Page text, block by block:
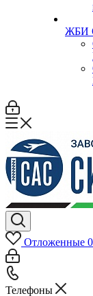
ЖБИ
Отложенные 0
Телефоны